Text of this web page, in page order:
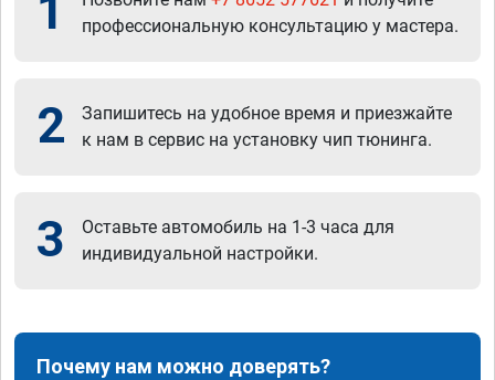
профессиональную консультацию у мастера.
2
Запишитесь на удобное время и приезжайте
к нам в сервис на установку чип тюнинга.
3
Оставьте автомобиль на 1-3 часа для
индивидуальной настройки.
Почему нам можно доверять?